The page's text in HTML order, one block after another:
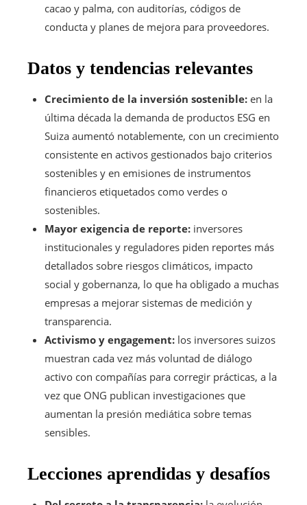
cacao y palma, con auditorías, códigos de
conducta y planes de mejora para proveedores.
Datos y tendencias relevantes
Crecimiento de la inversión sostenible: en la
última década la demanda de productos ESG en
Suiza aumentó notablemente, con un crecimiento
consistente en activos gestionados bajo criterios
sostenibles y en emisiones de instrumentos
financieros etiquetados como verdes o
sostenibles.
Mayor exigencia de reporte: inversores
institucionales y reguladores piden reportes más
detallados sobre riesgos climáticos, impacto
social y gobernanza, lo que ha obligado a muchas
empresas a mejorar sistemas de medición y
transparencia.
Activismo y engagement: los inversores suizos
muestran cada vez más voluntad de diálogo
activo con compañías para corregir prácticas, a la
vez que ONG publican investigaciones que
aumentan la presión mediática sobre temas
sensibles.
Lecciones aprendidas y desafíos